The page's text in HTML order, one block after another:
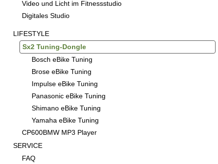
Video und Licht im Fitnessstudio
Digitales Studio
LIFESTYLE
Sx2 Tuning-Dongle
Bosch eBike Tuning
Brose eBike Tuning
Impulse eBike Tuning
Panasonic eBike Tuning
Shimano eBike Tuning
Yamaha eBike Tuning
CP600BMW MP3 Player
SERVICE
FAQ